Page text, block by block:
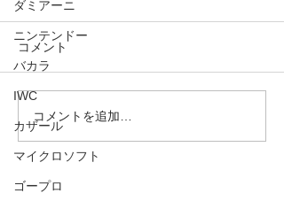
ダミアーニ
ニンテンドー
バカラ
IWC
カザール
マイクロソフト
ゴープロ
ダウンジャケット
コメント
コメントを追加…